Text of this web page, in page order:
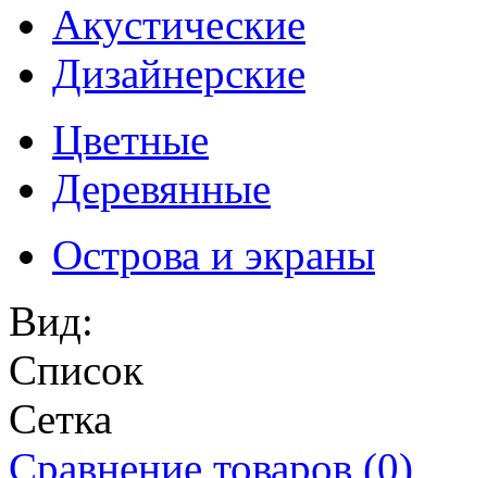
Акустические
Дизайнерские
Цветные
Деревянные
Острова и экраны
Вид:
Список
Сетка
Сравнение товаров (0)